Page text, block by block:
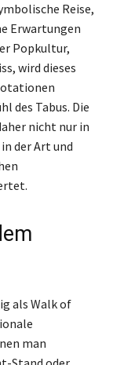
Reise,
Erwartungen
Popkultur,
wird dieses
des Tabus. Die
nicht nur in
der Art und
als Walk of
man